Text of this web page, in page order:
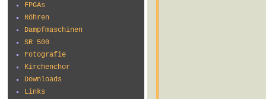
FPGAs
Röhren
Dampfmaschinen
SR 500
Fotografie
Kirchenchor
Downloads
Links